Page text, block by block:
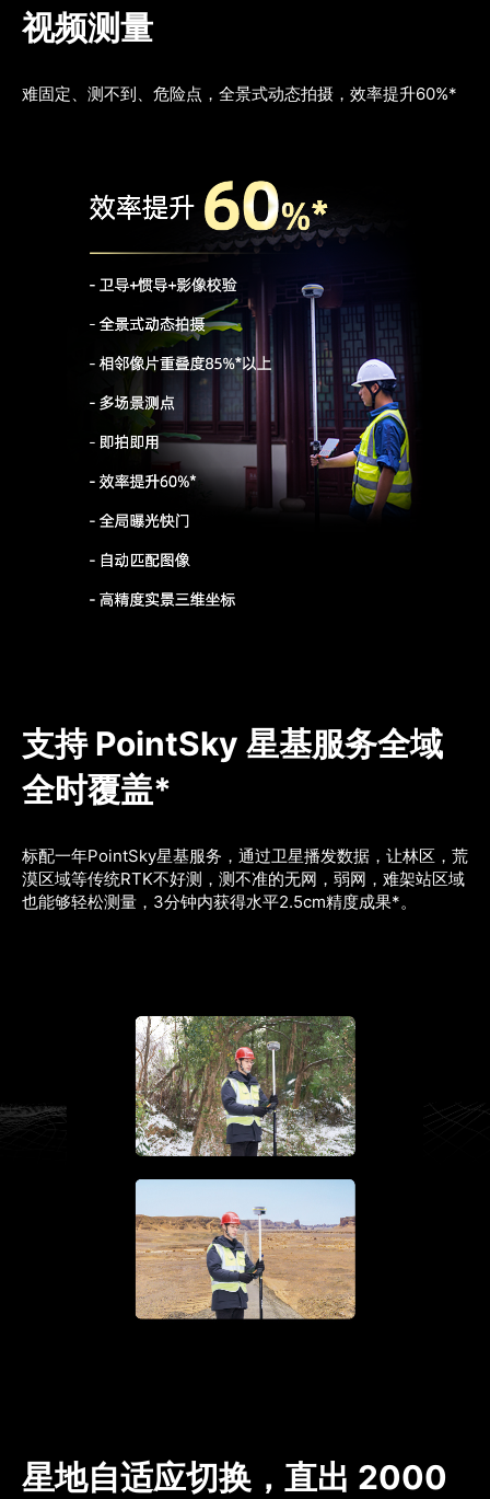
视频测量
难固定、测不到、危险点，全景式动态拍摄，效率提升60%*
支持 PointSky 星基服务全域
全时覆盖*
标配一年PointSky星基服务，通过卫星播发数据，让林区，荒
漠区域等传统RTK不好测，测不准的无网，弱网，难架站区域
也能够轻松测量，3分钟内获得水平2.5cm精度成果*。
星地自适应切换，直出 2000